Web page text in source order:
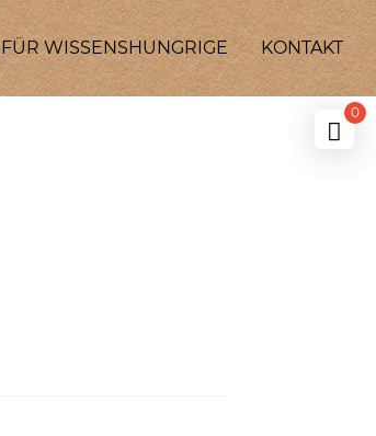
FÜR WISSENSHUNGRIGE KONTAKT
0